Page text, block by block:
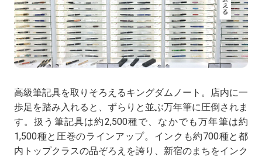
高級筆記具を取りそろえるキングダムノート。店内に一
歩足を踏み入れると、ずらりと並ぶ万年筆に圧倒されま
す。扱う筆記具は約2,500種で、なかでも万年筆は約
1,500種と圧巻のラインアップ。インクも約700種と都
内トップクラスの品ぞろえを誇り、新宿のまちをインク